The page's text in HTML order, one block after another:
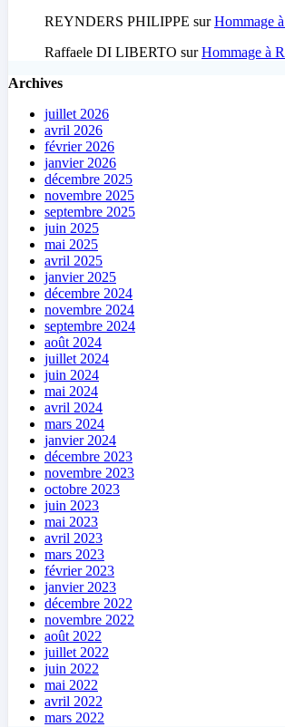
REYNDERS PHILIPPE surHommage
Raffaele DI LIBERTO surHommage à
Archives
juillet 2026
avril 2026
février 2026
janvier 2026
décembre 2025
novembre 2025
septembre 2025
juin 2025
mai 2025
avril 2025
janvier 2025
décembre 2024
novembre 2024
septembre 2024
août 2024
juillet 2024
juin 2024
mai 2024
avril 2024
mars 2024
janvier 2024
décembre 2023
novembre 2023
octobre 2023
juin 2023
mai 2023
avril 2023
mars 2023
février 2023
janvier 2023
décembre 2022
novembre 2022
août 2022
juillet 2022
juin 2022
mai 2022
avril 2022
mars 2022